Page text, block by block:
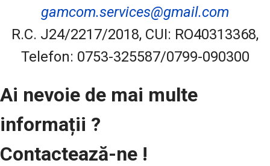
gamcom.services@gmail.com
R.C. J24/2217/2018, CUI: RO40313368,
Telefon: 0753-325587/0799-090300
Ai nevoie de mai multe
informații ?
Contactează-ne !